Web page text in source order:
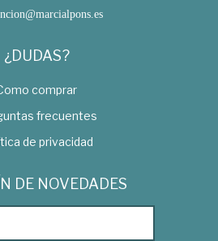
¿DUDAS?
comprar
frecuentes
de privacidad
DE NOVEDADES